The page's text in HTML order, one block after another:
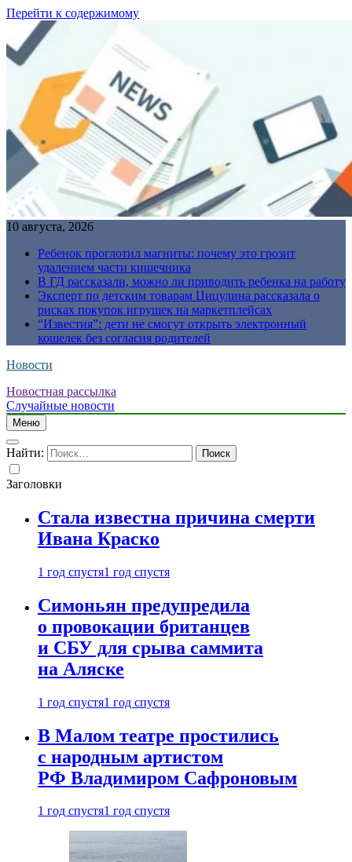
Перейти к содержимому
10 августа, 2026
Ребенок проглотил магниты: почему это грозит
удалением части кишечника
В ГД рассказали, можно ли приводить ребенка на работу
Эксперт по детским товарам Цицулина рассказала о
рисках покупок игрушек на маркетплейсах
“Известия”: дети не смогут открыть электронный
кошелек без согласия родителей
Новости
Новостная рассылка
Случайные новости
Меню
Найти:
Заголовки
Стала известна причина смерти
Ивана Краско
1 год спустя1 год спустя
Симоньян предупредила
о провокации британцев
и СБУ для срыва саммита
на Аляске
1 год спустя1 год спустя
В Малом театре простились
с народным артистом
РФ Владимиром Сафроновым
1 год спустя1 год спустя